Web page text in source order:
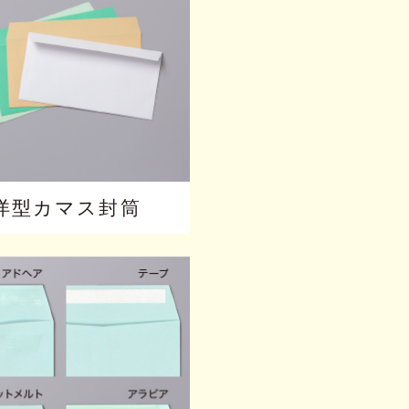
型カマス封筒